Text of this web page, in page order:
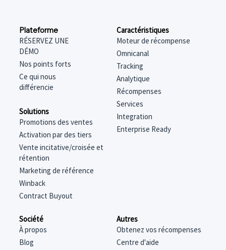
Plateforme
RÉSERVEZ UNE
DÉMO
Nos points forts
Ce qui nous
différencie
Solutions
Promotions des ventes
Activation par des tiers
Vente incitative/croisée et
rétention
Marketing de référence
Winback
Contract Buyout
Caractéristiques
Moteur de récompense
Omnicanal
Tracking
Analytique
Récompenses
Services
Integration
Enterprise Ready
Société
À propos
Blog
Autres
Obtenez vos récompenses
Centre d'aide